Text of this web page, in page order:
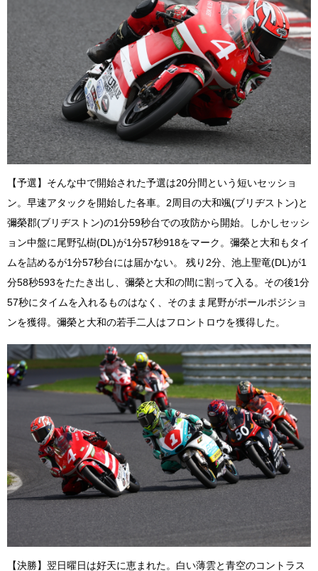
【予選】そんな中で開始された予選は20分間という短いセッショ
ン。早速アタックを開始した各車。2周目の大和颯(ブリヂストン)と
彌榮郡(ブリヂストン)の1分59秒台での攻防から開始。しかしセッシ
ョン中盤に尾野弘樹(DL)が1分57秒918をマーク。彌榮と大和もタイ
ムを詰めるが1分57秒台には届かない。 残り2分、池上聖竜(DL)が1
分58秒593をたたき出し、彌榮と大和の間に割って入る。その後1分
57秒にタイムを入れるものはなく、そのまま尾野がポールポジショ
ンを獲得。彌榮と大和の若手二人はフロントロウを獲得した。
【決勝】翌日曜日は好天に恵まれた。白い薄雲と青空のコントラス